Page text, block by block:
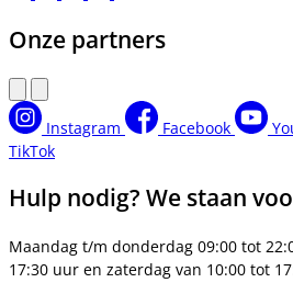
Onze partners
Instagram Facebook
TikTok
Hulp nodig? We staan
Maandag t/m donderdag 09:00 tot
17:30 uur en zaterdag van 10:00 tot